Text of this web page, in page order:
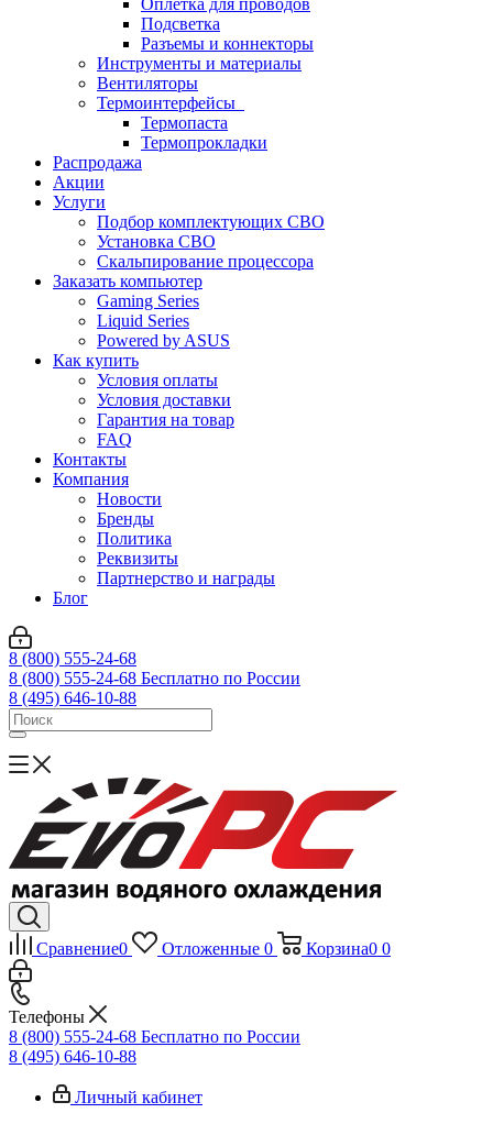
Оплетка для проводов
Подсветка
Разъемы и коннекторы
Инструменты и материалы
Вентиляторы
Термоинтерфейсы
Термопаста
Термопрокладки
Распродажа
Акции
Услуги
Подбор комплектующих СВО
Установка СВО
Скальпирование процессора
Заказать компьютер
Gaming Series
Liquid Series
Powered by ASUS
Как купить
Условия оплаты
Условия доставки
Гарантия на товар
FAQ
Контакты
Компания
Новости
Бренды
Политика
Реквизиты
Партнерство и награды
Блог
8 (800) 555-24-68
8 (800) 555-24-68 Бесплатно по России
8 (495) 646-10-88
Сравнение0 Отложенные 0 Корзина0 0
Телефоны
8 (800) 555-24-68 Бесплатно по России
8 (495) 646-10-88
Личный кабинет